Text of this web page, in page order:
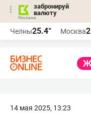
забронируй
валюту
Челны25.4° Москва
14 мая 2025, 13:23